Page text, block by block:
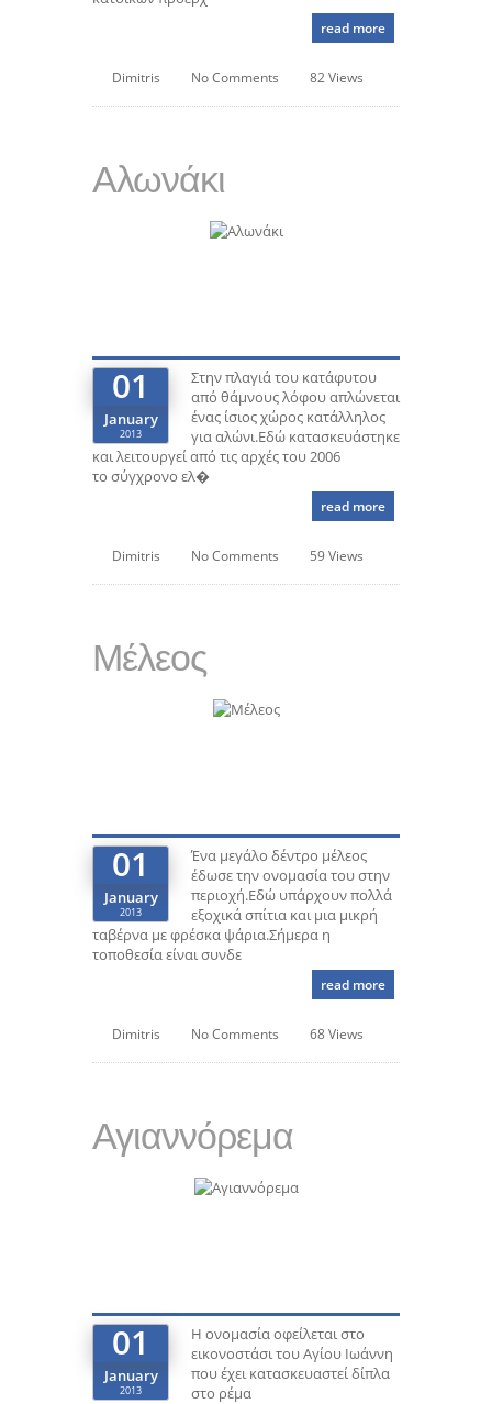
read more
Dimitris No Comments 82 Views
Αλωνάκι
01
January
2013
Στην πλαγιά του κατάφυτου
από θάμνους λόφου απλώνεται
ένας ίσιος χώρος κατάλληλος
για αλώνι.Εδώ κατασκευάστηκε
και λειτουργεί από τις αρχές του 2006
το σύγχρονο ελ�
read more
Dimitris No Comments 59 Views
Μέλεος
01
January
2013
Ένα μεγάλο δέντρο μέλεος
έδωσε την ονομασία του στην
περιοχή.Εδώ υπάρχουν πολλά
εξοχικά σπίτια και μια μικρή
ταβέρνα με φρέσκα ψάρια.Σήμερα η
τοποθεσία είναι συνδε
read more
Dimitris No Comments 68 Views
Αγιαννόρεμα
01
January
2013
Η ονομασία οφείλεται στο
εικονοστάσι του Αγίου Ιωάννη
που έχει κατασκευαστεί δίπλα
στο ρέμα